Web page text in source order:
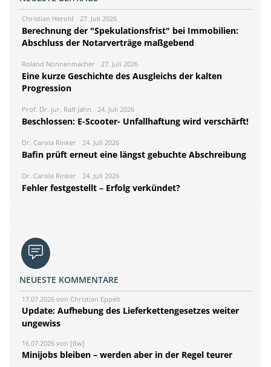
Christian Herold 27. Juli 2026
Berechnung der "Spekulationsfrist" bei Immobilien:
Abschluss der Notarverträge maßgebend
Roland Nonnenmacher 27. Juli 2026
Eine kurze Geschichte des Ausgleichs der kalten
Progression
Prof. Dr. jur. Ralf Jahn 24. Juli 2026
Beschlossen: E-Scooter- Unfallhaftung wird verschärft!
Dr. Carola Rinker 24. Juli 2026
Bafin prüft erneut eine längst gebuchte Abschreibung
Dr. Carola Rinker 24. Juli 2026
Fehler festgestellt – Erfolg verkündet?
NEUESTE KOMMENTARE
17.07.2026 von Christian Eppelt
Update: Aufhebung des Lieferkettengesetzes weiter
ungewiss
16.07.2026 von [Rw]
Minijobs bleiben – werden aber in der Regel teurer